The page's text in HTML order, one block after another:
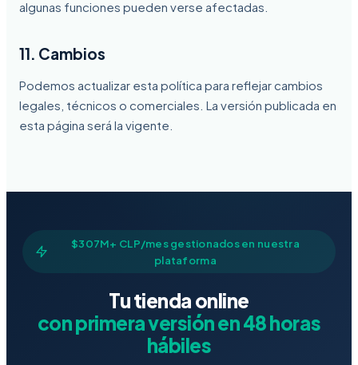
algunas funciones pueden verse afectadas.
11. Cambios
Podemos actualizar esta política para reflejar cambios
legales, técnicos o comerciales. La versión publicada en
esta página será la vigente.
$307M+ CLP/mes gestionados en nuestra
plataforma
Tu tienda online
con primera versión en 48 horas
hábiles